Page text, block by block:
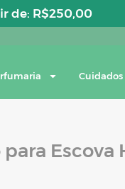
Escova
de: R$250,00